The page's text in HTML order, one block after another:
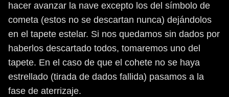
hacer avanzar la nave excepto los del símbolo de
cometa (estos no se descartan nunca) dejándolos
en el tapete estelar. Si nos quedamos sin dados por
haberlos descartado todos, tomaremos uno del
tapete. En el caso de que el cohete no se haya
estrellado (tirada de dados fallida) pasamos a la
fase de aterrizaje.